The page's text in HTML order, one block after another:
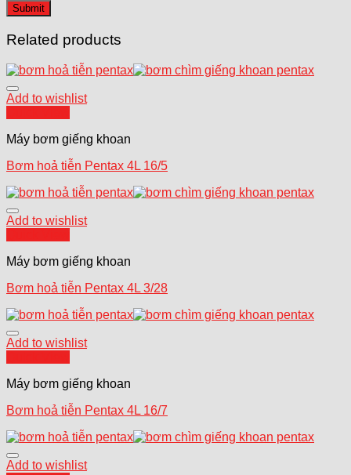
Related products
Add to wishlist
Máy bơm giếng khoan
Bơm hoả tiễn Pentax 4L 16/5
Add to wishlist
Máy bơm giếng khoan
Bơm hoả tiễn Pentax 4L 3/28
Add to wishlist
Máy bơm giếng khoan
Bơm hoả tiễn Pentax 4L 16/7
Add to wishlist